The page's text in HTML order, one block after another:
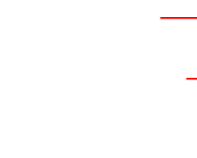
~น้องริต้า—
~น้องดารัน
~น้องเหมีย